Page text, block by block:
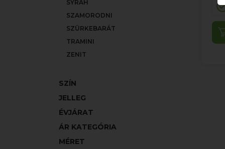
SYRAH
SZAMORODNI
SZÜRKEBARÁT
TRAMINI
ZENIT
SZÍN
JELLEG
ÉVJÁRAT
ÁR KATEGÓRIA
MÉRET